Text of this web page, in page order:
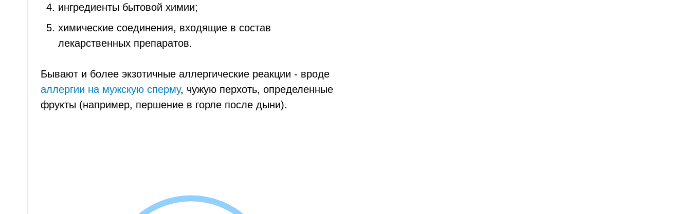
ингредиенты бытовой химии;
химические соединения, входящие в состав
лекарственных препаратов.
Бывают и более экзотичные аллергические реакции - вроде
аллергии на мужскую сперму, чужую перхоть, определенные
фрукты (например, першение в горле после дыни).